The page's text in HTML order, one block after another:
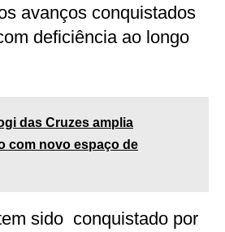
avanços conquistados
deficiência ao longo
das Cruzes amplia
com novo espaço de
sido conquistado por